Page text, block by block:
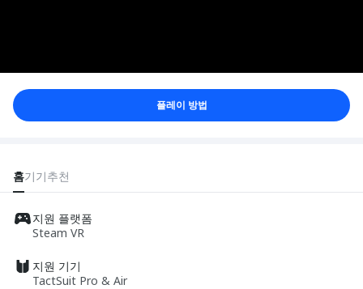
플레이 방법
홈기기추천
지원 플랫폼
Steam VR
지원 기기
TactSuit Pro & Air